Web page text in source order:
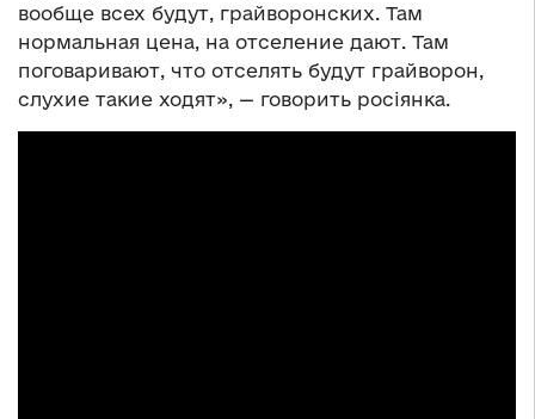
вообще всех будут, грайворонских. Там
нормальная цена, на отселение дают. Там
поговаривают, что отселять будут грайворон,
слухие такие ходят», — говорить росіянка.